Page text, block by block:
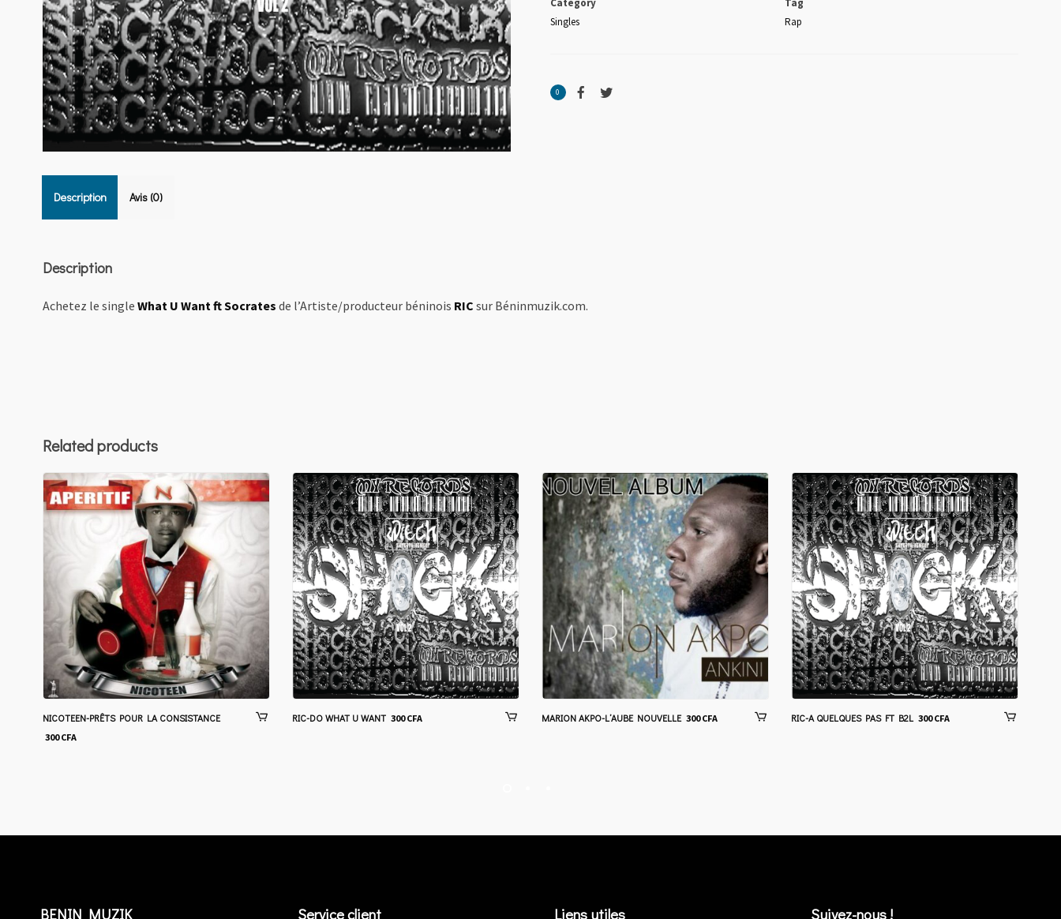
Category
Singles
Tag
Rap
0
Description Avis (0)
Description
Achetez le single What U Want ft Socrates de l’Artiste/producteur béninois RIC sur Béninmuzik.com.
Related products
NICOTEEN-PRÊTS POUR LA CONSISTANCE
300CFA
RIC-DO WHAT U WANT 300CFA MARION AKPO-L’AUBE NOUVELLE 300CFA RIC-A QUELQUES PAS FT B2L 300CFA
BENIN MUZIK Service client Liens utiles Suivez-nous !